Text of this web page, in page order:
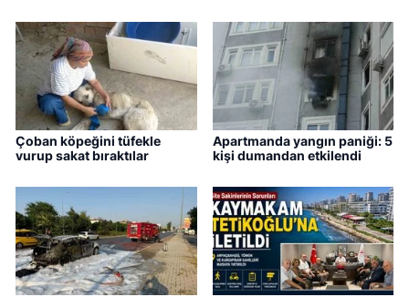
Çoban köpeğini tüfekle
vurup sakat bıraktılar
Apartmanda yangın paniği: 5
kişi dumandan etkilendi